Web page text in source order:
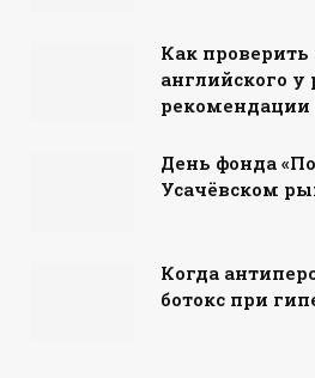
Как проверить
английского у
рекомендации
День фонда
Усачёвском
Когда
ботокс при